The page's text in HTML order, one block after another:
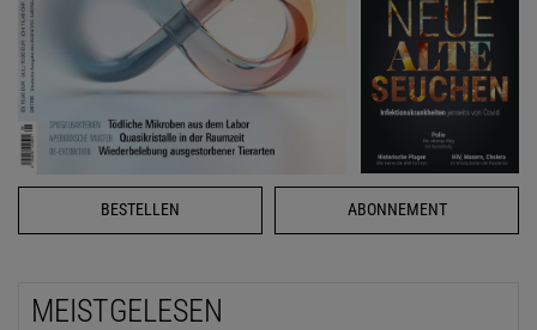
BESTELLEN ABONNEMENT
MEISTGELESEN